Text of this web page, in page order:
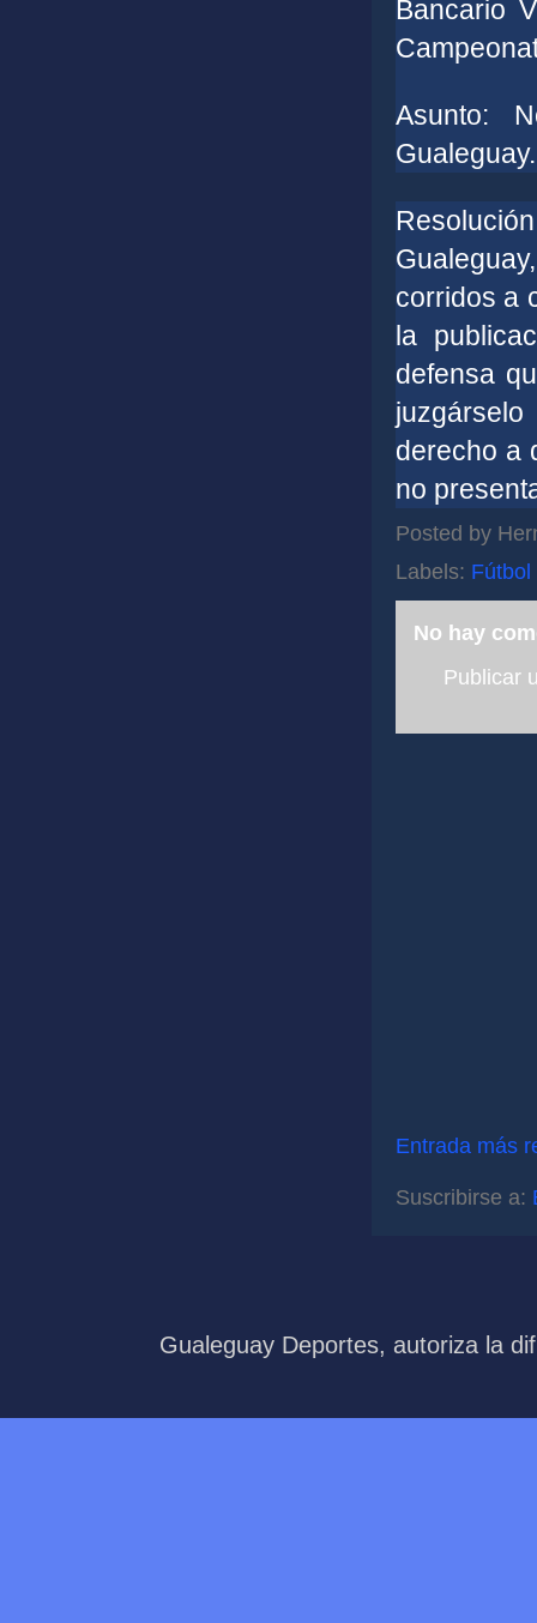
Bancario
Asunto:
Gualeguay.
corridos a
la
defensa
derecho a
no
Posted by
Labels: Fútbol
No hay
Publicar
Entrada más
Suscribirse a:
Gualeguay Deportes, autoriza la